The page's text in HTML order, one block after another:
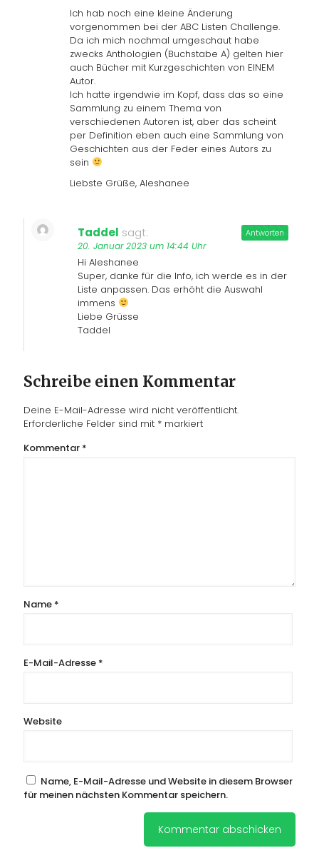
Ich hab noch eine kleine Änderung
vorgenommen bei der ABC Listen Challenge.
Da ich mich nochmal umgeschaut habe
zwecks Anthologien (Buchstabe A) gelten hier
auch Bücher mit Kurzgeschichten von EINEM
Autor.
Ich hatte irgendwie im Kopf, dass das so eine
Sammlung zu einem Thema von
verschiedenen Autoren ist, aber das scheint
per Definition eben auch eine Sammlung von
Geschichten aus der Feder eines Autors zu
sein
Liebste Grüße, Aleshanee
Taddel sagt:
20. Januar 2023 um 14:44 Uhr
Hi Aleshanee
Super, danke für die Info, ich werde es in der
Liste anpassen. Das erhöht die Auswahl
immens
Liebe Grüsse
Taddel
Antworten
Schreibe einen Kommentar
Deine E-Mail-Adresse wird nicht veröffentlicht.
Erforderliche Felder sind mit * markiert
Kommentar *
Name *
E-Mail-Adresse *
Website
Name, E-Mail-Adresse und Website in diesem Browser
für meinen nächsten Kommentar speichern.